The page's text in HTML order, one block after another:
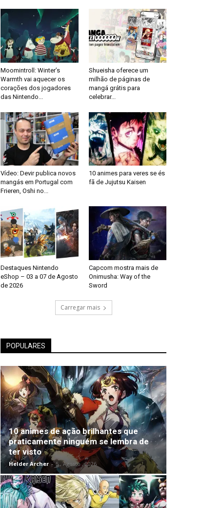
Moomintroll: Winter’s
Warmth vai aquecer os
corações dos jogadores
das Nintendo...
Shueisha oferece um
milhão de páginas de
mangá grátis para
celebrar...
Vídeo: Devir publica novos
mangás em Portugal com
Frieren, Oshi no...
10 animes para veres se és
fã de Jujutsu Kaisen
Destaques Nintendo
eShop – 03 a 07 de Agosto
de 2026
Capcom mostra mais de
Onimusha: Way of the
Sword
Carregar mais
POPULARES
10 animes de ação brilhantes que
praticamente ninguém se lembra de
ter visto
Helder Archer - 5 , Agosto , 2026